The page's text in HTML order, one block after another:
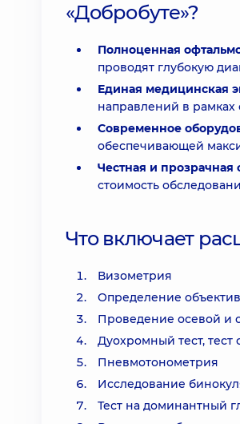
«Добробуте»?
Полноценная
проводят глубокую
Единая медицинская
направлений в рамках
Современное
обеспечивающей
Честная и прозрачная
стоимость
Что включает
Визометрия
Определение
Проведение осевой и
Дуохромный тест,
Пневмотонометрия
Исследование
Тест на доминантный